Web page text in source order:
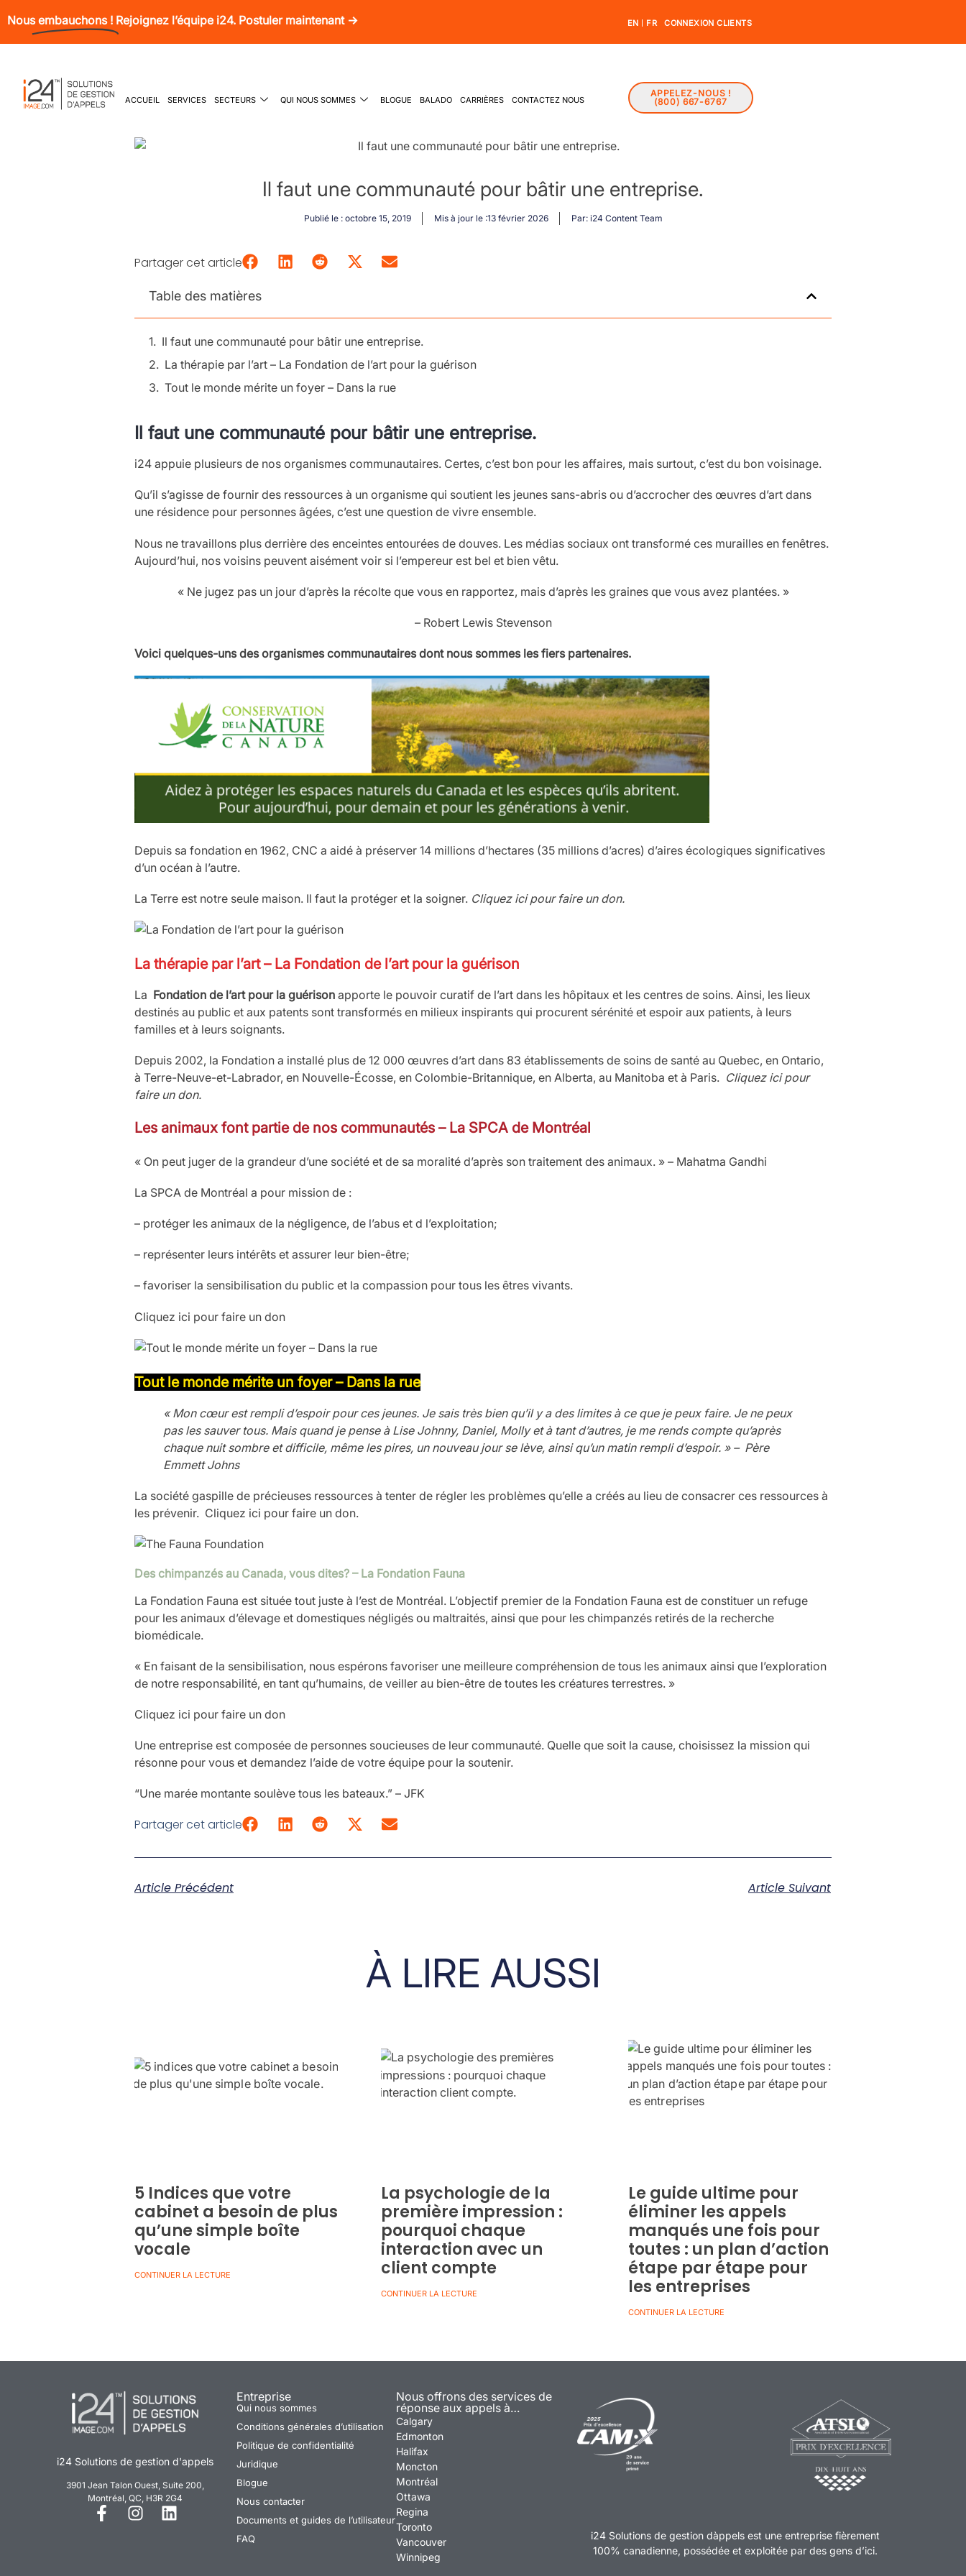
Nousembauchons ! Rejoignez l’équipe i24. Postuler maintenant → EN FR CONNEXION CLIENTS
ACCUEIL SERVICES SECTEURS QUI NOUS SOMMES BLOGUE BALADO CARRIÈRES CONTACTEZ NOUS
APPELEZ-NOUS !
(800) 667-6767
Il faut une communauté pour bâtir une entreprise.
Publié le : octobre 15, 2019 Mis à jour le :13 février 2026 Par: i24 Content Team
Partager cet article
Table des matières
Il faut une communauté pour bâtir une entreprise.
La thérapie par l’art – La Fondation de l’art pour la guérison
Tout le monde mérite un foyer – Dans la rue
Il faut une communauté pour bâtir une entreprise.
i24 appuie plusieurs de nos organismes communautaires. Certes, c’est bon pour les affaires, mais surtout, c’est du bon voisinage.
Qu’il s’agisse de fournir des ressources à un organisme qui soutient les jeunes sans-abris ou d’accrocher des œuvres d’art dans
une résidence pour personnes âgées, c’est une question de vivre ensemble.
Nous ne travaillons plus derrière des enceintes entourées de douves. Les médias sociaux ont transformé ces murailles en fenêtres.
Aujourd’hui, nos voisins peuvent aisément voir si l’empereur est bel et bien vêtu.
« Ne jugez pas un jour d’après la récolte que vous en rapportez, mais d’après les graines que vous avez plantées. »
– Robert Lewis Stevenson
Voici quelques-uns des organismes communautaires dont nous sommes les fiers partenaires.
Depuis sa fondation en 1962, CNC a aidé à préserver 14 millions d’hectares (35 millions d’acres) d’aires écologiques significatives
d’un océan à l’autre.
La Terre est notre seule maison. Il faut la protéger et la soigner. Cliquez ici pour faire un don.
La thérapie par l’art – La Fondation de l’art pour la guérison
La Fondation de l’art pour la guérison apporte le pouvoir curatif de l’art dans les hôpitaux et les centres de soins. Ainsi, les lieux
destinés au public et aux patents sont transformés en milieux inspirants qui procurent sérénité et espoir aux patients, à leurs
familles et à leurs soignants.
Depuis 2002, la Fondation a installé plus de 12 000 œuvres d’art dans 83 établissements de soins de santé au Quebec, en Ontario,
à Terre-Neuve-et-Labrador, en Nouvelle-Écosse, en Colombie-Britannique, en Alberta, au Manitoba et à Paris. Cliquez ici pour
faire un don.
Les animaux font partie de nos communautés – La SPCA de Montréal
« On peut juger de la grandeur d’une société et de sa moralité d’après son traitement des animaux. » – Mahatma Gandhi
La SPCA de Montréal a pour mission de :
– protéger les animaux de la négligence, de l’abus et d l’exploitation;
– représenter leurs intérêts et assurer leur bien-être;
– favoriser la sensibilisation du public et la compassion pour tous les êtres vivants.
Cliquez ici pour faire un don
Tout le monde mérite un foyer – Dans la rue
« Mon cœur est rempli d’espoir pour ces jeunes. Je sais très bien qu’il y a des limites à ce que je peux faire. Je ne peux
pas les sauver tous. Mais quand je pense à Lise Johnny, Daniel, Molly et à tant d’autres, je me rends compte qu’après
chaque nuit sombre et difficile, même les pires, un nouveau jour se lève, ainsi qu’un matin rempli d’espoir. » – Père
Emmett Johns
La société gaspille de précieuses ressources à tenter de régler les problèmes qu’elle a créés au lieu de consacrer ces ressources à
les prévenir. Cliquez ici pour faire un don.
Des chimpanzés au Canada, vous dites? – La Fondation Fauna
La Fondation Fauna est située tout juste à l’est de Montréal. L’objectif premier de la Fondation Fauna est de constituer un refuge
pour les animaux d’élevage et domestiques négligés ou maltraités, ainsi que pour les chimpanzés retirés de la recherche
biomédicale.
« En faisant de la sensibilisation, nous espérons favoriser une meilleure compréhension de tous les animaux ainsi que l’exploration
de notre responsabilité, en tant qu’humains, de veiller au bien-être de toutes les créatures terrestres. »
Cliquez ici pour faire un don
Une entreprise est composée de personnes soucieuses de leur communauté. Quelle que soit la cause, choisissez la mission qui
résonne pour vous et demandez l’aide de votre équipe pour la soutenir.
“Une marée montante soulève tous les bateaux.” – JFK
Partager cet article
Article Précédent Article Suivant
À LIRE AUSSI
5 Indices que votre
cabinet a besoin de plus
qu’une simple boîte
vocale
CONTINUER LA LECTURE
La psychologie de la
première impression :
pourquoi chaque
interaction avec un
client compte
CONTINUER LA LECTURE
Le guide ultime pour
éliminer les appels
manqués une fois pour
toutes : un plan d’action
étape par étape pour
les entreprises
CONTINUER LA LECTURE
i24 Solutions de gestion d'appels
3901 Jean Talon Ouest, Suite 200,
Montréal, QC, H3R 2G4
Entreprise
Qui nous sommes
Conditions générales d’utilisation
Politique de confidentialité
Juridique
Blogue
Nous contacter
Documents et guides de l’utilisateur
FAQ
Nous offrons des services de
réponse aux appels à…
Calgary
Edmonton
Halifax
Moncton
Montréal
Ottawa
Regina
Toronto
Vancouver
Winnipeg
i24 Solutions de gestion dàppels est une entreprise fièrement
100% canadienne, possédée et exploitée par des gens d’ici.